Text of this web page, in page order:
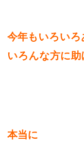
今年もいろいろ
いろんな方に
本当に